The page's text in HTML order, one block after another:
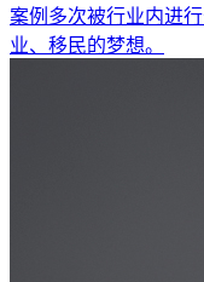
案例多次被行业内进
业、移民的梦想。